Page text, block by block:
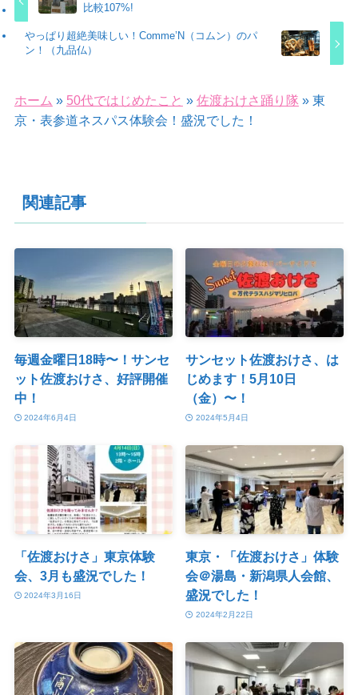
比較107%!
やっぱり超絶美味しい！Comme’N（コムン）のパ
ン！（九品仏）
ホーム » 50代ではじめたこと » 佐渡おけさ踊り隊 »東
京・表参道ネスパス体験会！盛況でした！
関連記事
毎週金曜日18時〜！サンセ
ット佐渡おけさ、好評開催
中！
2024年6月4日
サンセット佐渡おけさ、は
じめます！5月10日
（金）〜！
2024年5月4日
「佐渡おけさ」東京体験
会、3月も盛況でした！
2024年3月16日
東京・「佐渡おけさ」体験
会＠湯島・新潟県人会館、
盛況でした！
2024年2月22日